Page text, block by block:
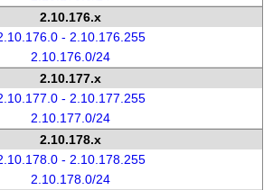
2.10.176.x
- 2.10.176.255
2.10.176.0/24
2.10.177.x
- 2.10.177.255
2.10.177.0/24
2.10.178.x
- 2.10.178.255
2.10.178.0/24